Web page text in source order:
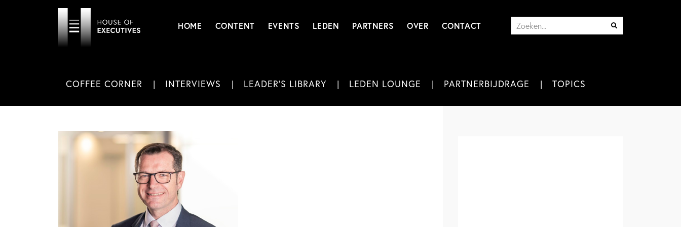
HOME CONTENT EVENTS LEDEN PARTNERS OVER CONTACT
COFFEE CORNER INTERVIEWS LEADER'S LIBRARY LEDEN LOUNGE PARTNERBIJDRAGE TOPICS